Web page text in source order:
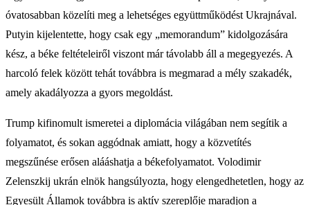
óvatosabban közelíti meg a lehetséges együttműködést Ukrajnával.
Putyin kijelentette, hogy csak egy „memorandum” kidolgozására
kész, a béke feltételeiről viszont már távolabb áll a megegyezés. A
harcoló felek között tehát továbbra is megmarad a mély szakadék,
amely akadályozza a gyors megoldást.
Trump kifinomult ismeretei a diplomácia világában nem segítik a
folyamatot, és sokan aggódnak amiatt, hogy a közvetítés
megszűnése erősen alááshatja a békefolyamatot. Volodimir
Zelenszkij ukrán elnök hangsúlyozta, hogy elengedhetetlen, hogy az
Egyesült Államok továbbra is aktív szereplője maradjon a